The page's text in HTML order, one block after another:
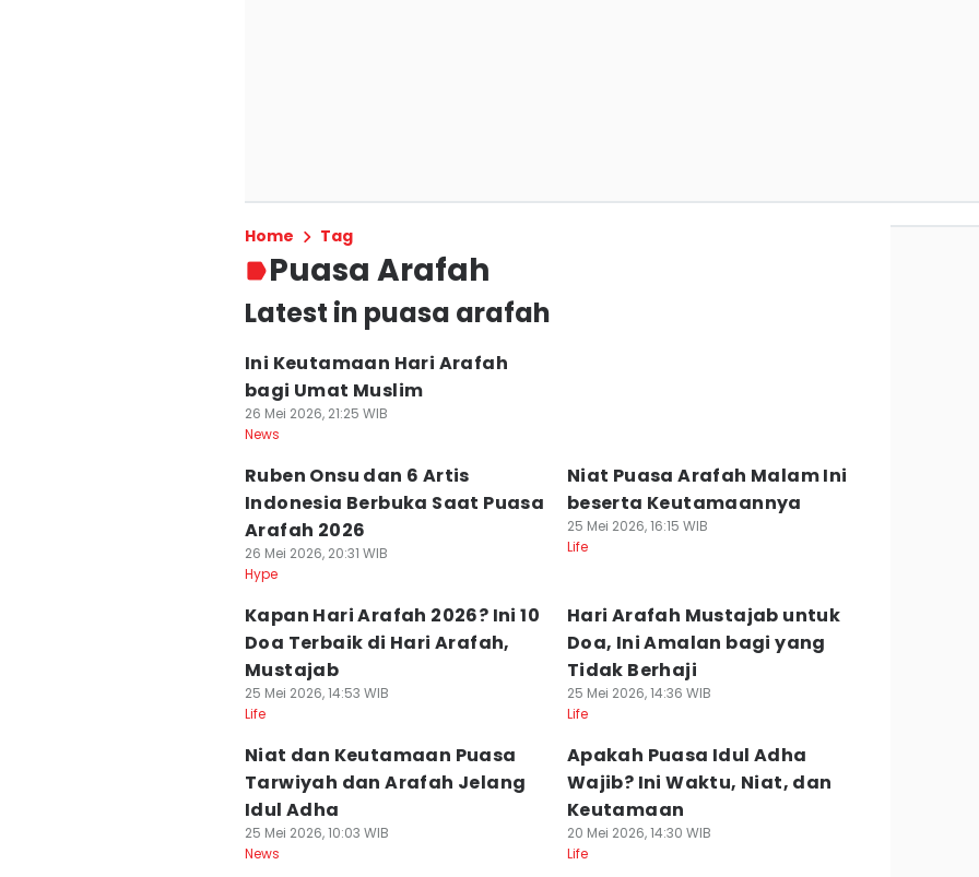
Home Tag
Puasa Arafah
Latest in puasa arafah
Ini Keutamaan Hari Arafah
bagi Umat Muslim
26 Mei 2026, 21:25 WIB
News
Ruben Onsu dan 6 Artis
Indonesia Berbuka Saat Puasa
Arafah 2026
26 Mei 2026, 20:31 WIB
Hype
Niat Puasa Arafah Malam Ini
beserta Keutamaannya
25 Mei 2026, 16:15 WIB
Life
Kapan Hari Arafah 2026? Ini 10
Doa Terbaik di Hari Arafah,
Mustajab
25 Mei 2026, 14:53 WIB
Life
Hari Arafah Mustajab untuk
Doa, Ini Amalan bagi yang
Tidak Berhaji
25 Mei 2026, 14:36 WIB
Life
Niat dan Keutamaan Puasa
Tarwiyah dan Arafah Jelang
Idul Adha
25 Mei 2026, 10:03 WIB
News
Apakah Puasa Idul Adha
Wajib? Ini Waktu, Niat, dan
Keutamaan
20 Mei 2026, 14:30 WIB
Life